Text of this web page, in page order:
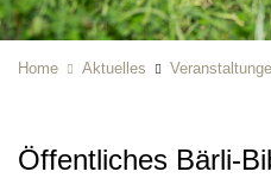
Home Aktuelles
Öffentliches Bärli-